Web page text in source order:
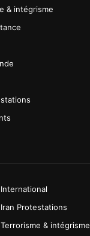
& intégrisme
Protestations
& intégrisme